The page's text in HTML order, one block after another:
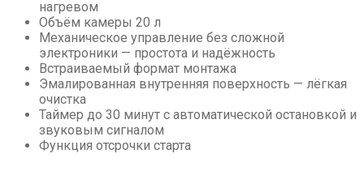
нагревом
Объём камеры 20 л
Механическое управление без сложной
электроники — простота и надёжность
Встраиваемый формат монтажа
Эмалированная внутренняя поверхность — лёгкая
очистка
Таймер до 30 минут с автоматической остановкой и
звуковым сигналом
Функция отсрочки старта